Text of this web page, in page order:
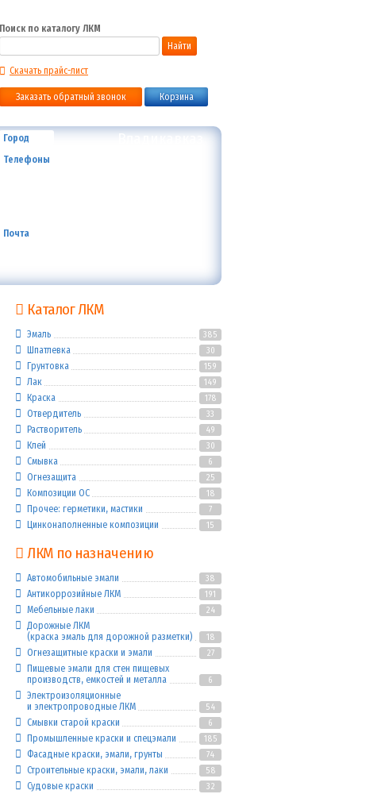
Поиск по каталогу ЛКМ
Найти
Скачать прайс-лист
Заказать обратный звонок Корзина
Город Владикавказ
Телефоны
Почта
Каталог ЛКМ
Эмаль 385
Шпатлевка 30
Грунтовка 159
Лак 149
Краска 178
Отвердитель 33
Растворитель 49
Клей 30
Смывка 6
Огнезащита 25
Композиции ОС 18
Прочее: герметики, мастики 7
Цинконаполненные композиции 15
ЛКМ по назначению
Автомобильные эмали 38
Антикоррозийные ЛКМ 191
Мебельные лаки 24
Дорожные ЛКМ
(краска эмаль для дорожной разметки)
18
Огнезащитные краски и эмали 27
Пищевые эмали для стен пищевых
производств, емкостей и металла
6
Электроизоляционные
и электропроводные ЛКМ
54
Смывки старой краски 6
Промышленные краски и спецэмали 185
Фасадные краски, эмали, грунты 74
Строительные краски, эмали, лаки 58
Судовые краски 32